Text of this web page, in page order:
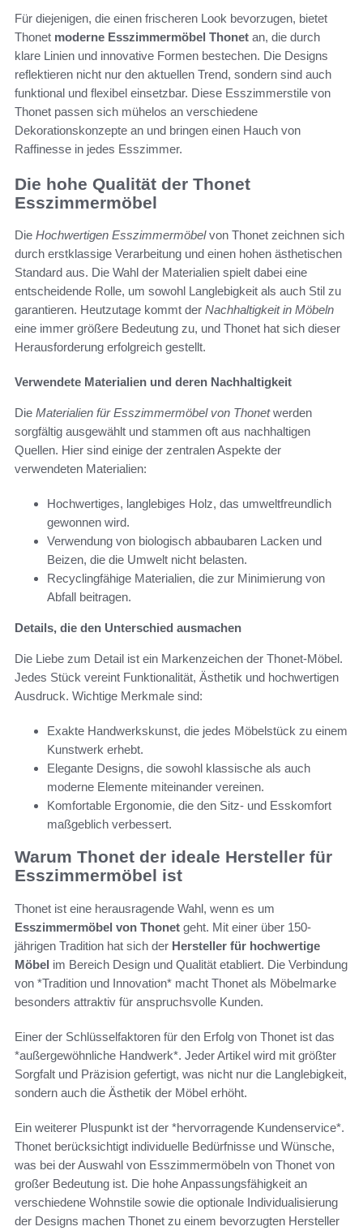
Für diejenigen, die einen frischeren Look bevorzugen, bietet
Thonet moderne Esszimmermöbel Thonet an, die durch
klare Linien und innovative Formen bestechen. Die Designs
reflektieren nicht nur den aktuellen Trend, sondern sind auch
funktional und flexibel einsetzbar. Diese Esszimmerstile von
Thonet passen sich mühelos an verschiedene
Dekorationskonzepte an und bringen einen Hauch von
Raffinesse in jedes Esszimmer.
Die hohe Qualität der Thonet
Esszimmermöbel
Die Hochwertigen Esszimmermöbelvon Thonet zeichnen sich
durch erstklassige Verarbeitung und einen hohen ästhetischen
Standard aus. Die Wahl der Materialien spielt dabei eine
entscheidende Rolle, um sowohl Langlebigkeit als auch Stil zu
garantieren. Heutzutage kommt der Nachhaltigkeit in Möbeln
eine immer größere Bedeutung zu, und Thonet hat sich dieser
Herausforderung erfolgreich gestellt.
Verwendete Materialien und deren Nachhaltigkeit
Die Materialien für Esszimmermöbel von Thonetwerden
sorgfältig ausgewählt und stammen oft aus nachhaltigen
Quellen. Hier sind einige der zentralen Aspekte der
verwendeten Materialien:
Hochwertiges, langlebiges Holz, das umweltfreundlich
gewonnen wird.
Verwendung von biologisch abbaubaren Lacken und
Beizen, die die Umwelt nicht belasten.
Recyclingfähige Materialien, die zur Minimierung von
Abfall beitragen.
Details, die den Unterschied ausmachen
Die Liebe zum Detail ist ein Markenzeichen der Thonet-Möbel.
Jedes Stück vereint Funktionalität, Ästhetik und hochwertigen
Ausdruck. Wichtige Merkmale sind:
Exakte Handwerkskunst, die jedes Möbelstück zu einem
Kunstwerk erhebt.
Elegante Designs, die sowohl klassische als auch
moderne Elemente miteinander vereinen.
Komfortable Ergonomie, die den Sitz- und Esskomfort
maßgeblich verbessert.
Warum Thonet der ideale Hersteller für
Esszimmermöbel ist
Thonet ist eine herausragende Wahl, wenn es um
Esszimmermöbel von Thonet geht. Mit einer über 150-
jährigen Tradition hat sich der Hersteller für hochwertige
Möbel im Bereich Design und Qualität etabliert. Die Verbindung
von *Tradition und Innovation* macht Thonet als Möbelmarke
besonders attraktiv für anspruchsvolle Kunden.
Einer der Schlüsselfaktoren für den Erfolg von Thonet ist das
*außergewöhnliche Handwerk*. Jeder Artikel wird mit größter
Sorgfalt und Präzision gefertigt, was nicht nur die Langlebigkeit,
sondern auch die Ästhetik der Möbel erhöht.
Ein weiterer Pluspunkt ist der *hervorragende Kundenservice*.
Thonet berücksichtigt individuelle Bedürfnisse und Wünsche,
was bei der Auswahl von Esszimmermöbeln von Thonet von
großer Bedeutung ist. Die hohe Anpassungsfähigkeit an
verschiedene Wohnstile sowie die optionale Individualisierung
der Designs machen Thonet zu einem bevorzugten Hersteller